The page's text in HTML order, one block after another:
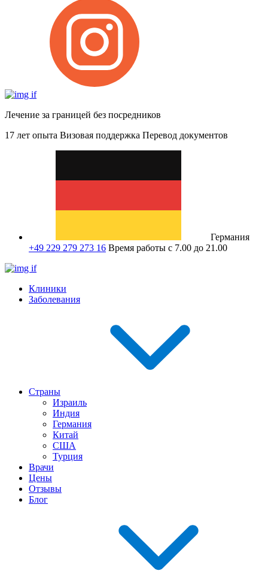
Лечение за границей без посредников
17 лет опыта Визовая поддержка Перевод документов
Германия
+49 229 279 273 16 Время работы с 7.00 до 21.00
Клиники
Заболевания
Страны
Израиль
Индия
Германия
Китай
США
Турция
Врачи
Цены
Отзывы
Блог